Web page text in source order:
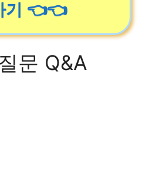
기 👈👈
문 Q&A